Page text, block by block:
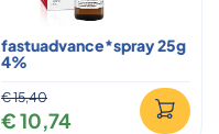
fastuadvance*spray 25g
4%
€ 15,40
€ 10,74